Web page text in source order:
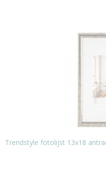
Trendstyle fotolijst 13x18